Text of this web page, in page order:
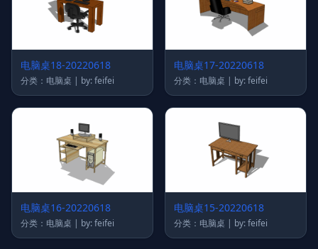
电脑桌18-20220618
分类：电脑桌 | by: feifei
电脑桌17-20220618
分类：电脑桌 | by: feifei
电脑桌16-20220618
分类：电脑桌 | by: feifei
电脑桌15-20220618
分类：电脑桌 | by: feifei